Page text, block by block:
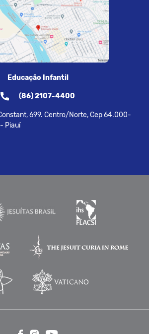
Educação Infantil
(86) 2107-4400
699. Centro/Norte, Cep 64.000-
Piauí